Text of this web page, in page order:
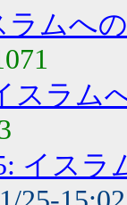
ラムへ
スラム
イスラ